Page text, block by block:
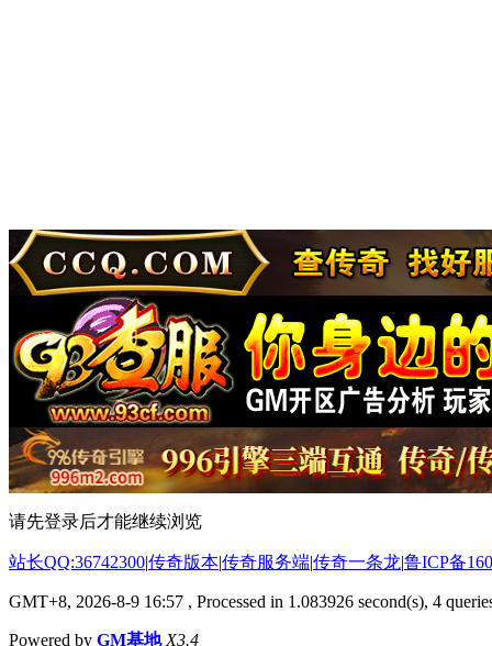
请先登录后才能继续浏览
站长QQ:36742300|传奇版本|传奇服务端|传奇一条龙|鲁ICP备
GMT+8, 2026-8-9 16:57 , Processed in 1.083926 second(s), 4
Powered by GM基地 X3.4